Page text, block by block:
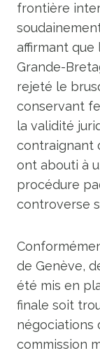
frontière
affirmant que
Grande-
rejeté le
conservant
la validité
contraignant
ont abouti à
procédure
controverse
de Genève,
été mis en
finale soit
négociations
commission